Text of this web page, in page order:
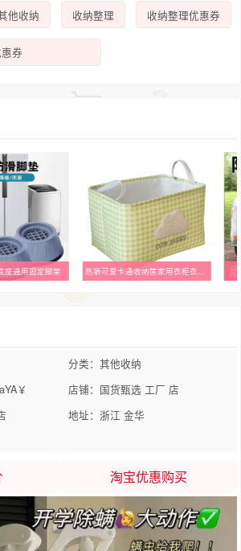
他收纳 收纳整理 收纳整理优惠券
券
座通用固定脚架 热销可爱卡通收纳筐家用衣柜衣物整理箱加厚布艺收纳盒车载宿舍储
分类：其他收纳
￥
店铺：国货甄选 工厂 店
地址：浙江 金华
淘宝优惠购买